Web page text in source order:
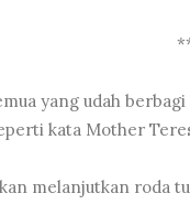
yang udah berbagi
kata Mother
melanjutkan roda